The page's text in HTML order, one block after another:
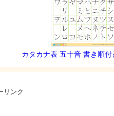
カタカナ表 五十音 書き順
リンク